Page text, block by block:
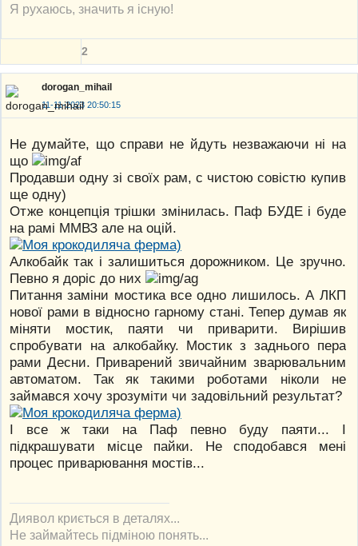
Я рухаюсь, значить я існую!
2
dorogan_mihail
11-11-2023 20:50:15
Не думайте, що справи не йдуть незважаючи ні на
що
Продавши одну зі своїх рам, с чистою совістю купив
ще одну)
Отже концепція трішки змінилась. Паф БУДЕ і буде
на рамі ММВЗ але на оцій.
Алкобайк так і залишиться дорожником. Це зручно.
Певно я доріс до них
Питання заміни мостика все одно лишилось. А ЛКП
нової рами в відносно гарному стані. Тепер думав як
міняти мостик, паяти чи приварити. Вирішив
спробувати на алкобайку. Мостик з заднього пера
рами Десни. Приварений звичайним зварювальним
автоматом. Так як такими роботами ніколи не
займався хочу зрозуміти чи задовільний результат?
І все ж таки на Паф певно буду паяти... І
підкрашувати місце пайки. Не сподобався мені
процес приварювання мостів...
Диявол криється в деталях...
Не займайтесь підміною понять...